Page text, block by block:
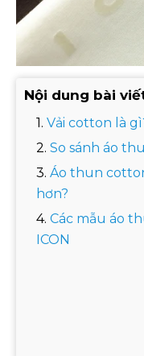
Nội dung bài
Vải cotton là
So sánh áo
Áo thun
hơn?
Các mẫu áo
ICON